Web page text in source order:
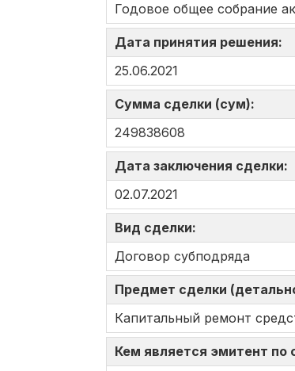
Годовое общее собрание
Дата принятия решения:
25.06.2021
Сумма сделки (сум):
249838608
Дата заключения сделки:
02.07.2021
Вид сделки:
Договор субподряда
Предмет сделки
Капитальный ремонт
Кем является эмитент по